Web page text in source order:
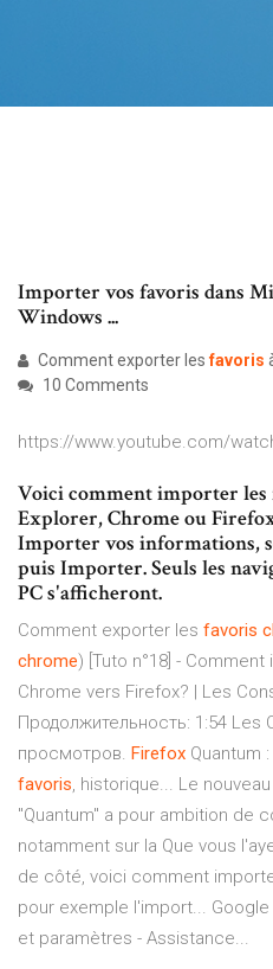
Importer vos favoris dans
Windows ...
Comment exporter lesfavoris
10 Comments
https://www.youtube.com/
Voici comment importer
Explorer, Chrome ou
Importer vos informations,
puis Importer. Seuls les
PC s'afficheront.
Comment exporter les favoris
chrome) [Tuto n°18] -
Chrome vers Firefox? | Les
Продолжительность: 1:54 Les
просмотров. Firefox Quantum :
favoris, historique... Le
"Quantum" a pour ambition de
notamment sur la Que vous
de côté, voici comment
pour exemple l'import... Google
et paramètres - Assistance...